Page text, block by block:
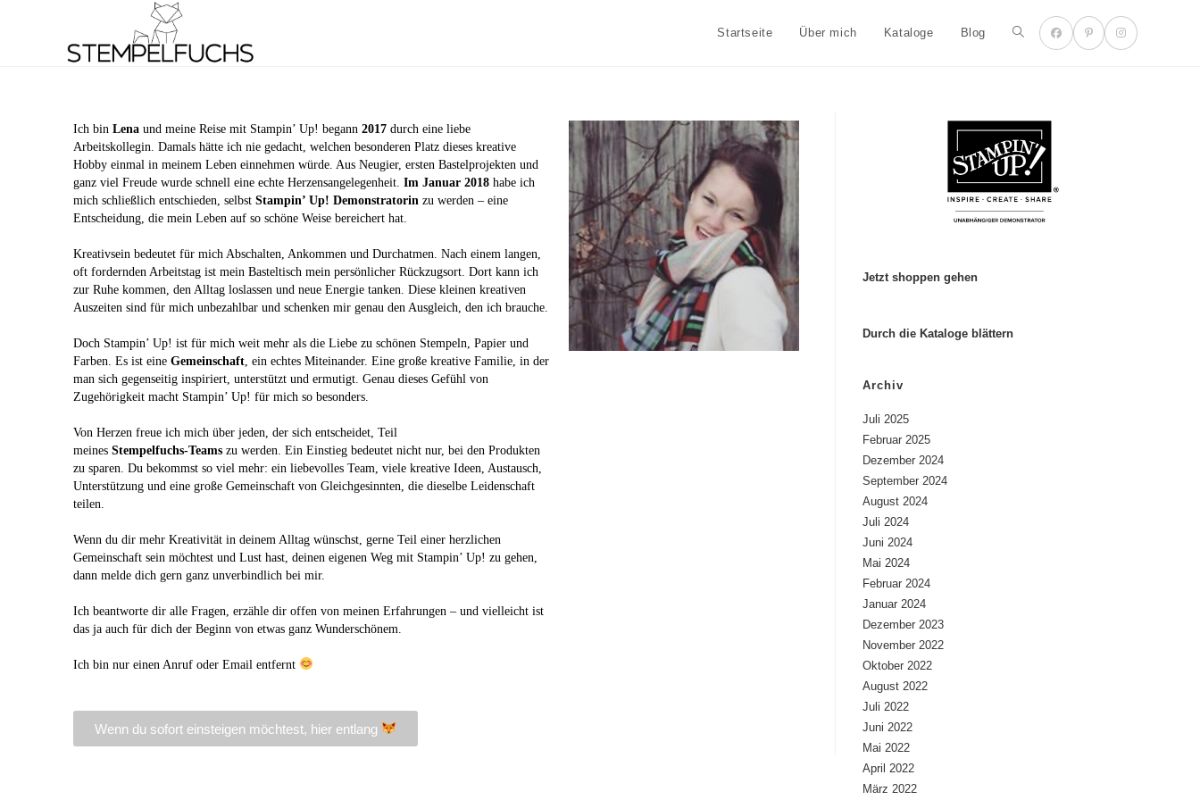
Startseite Über mich Kataloge Blog
Ich bin Lena und meine Reise mit Stampin’ Up! begann 2017 durch eine liebe
Arbeitskollegin. Damals hätte ich nie gedacht, welchen besonderen Platz dieses kreative
Hobby einmal in meinem Leben einnehmen würde. Aus Neugier, ersten Bastelprojekten und
ganz viel Freude wurde schnell eine echte Herzensangelegenheit. Im Januar 2018 habe ich
mich schließlich entschieden, selbst Stampin’ Up! Demonstratorin zu werden – eine
Entscheidung, die mein Leben auf so schöne Weise bereichert hat.
Kreativsein bedeutet für mich Abschalten, Ankommen und Durchatmen. Nach einem langen,
oft fordernden Arbeitstag ist mein Basteltisch mein persönlicher Rückzugsort. Dort kann ich
zur Ruhe kommen, den Alltag loslassen und neue Energie tanken. Diese kleinen kreativen
Auszeiten sind für mich unbezahlbar und schenken mir genau den Ausgleich, den ich brauche.
Doch Stampin’ Up! ist für mich weit mehr als die Liebe zu schönen Stempeln, Papier und
Farben. Es ist eine Gemeinschaft, ein echtes Miteinander. Eine große kreative Familie, in der
man sich gegenseitig inspiriert, unterstützt und ermutigt. Genau dieses Gefühl von
Zugehörigkeit macht Stampin’ Up! für mich so besonders.
Von Herzen freue ich mich über jeden, der sich entscheidet, Teil
meines Stempelfuchs‑Teams zu werden. Ein Einstieg bedeutet nicht nur, bei den Produkten
zu sparen. Du bekommst so viel mehr: ein liebevolles Team, viele kreative Ideen, Austausch,
Unterstützung und eine große Gemeinschaft von Gleichgesinnten, die dieselbe Leidenschaft
teilen.
Wenn du dir mehr Kreativität in deinem Alltag wünschst, gerne Teil einer herzlichen
Gemeinschaft sein möchtest und Lust hast, deinen eigenen Weg mit Stampin’ Up! zu gehen,
dann melde dich gern ganz unverbindlich bei mir.
Ich beantworte dir alle Fragen, erzähle dir offen von meinen Erfahrungen – und vielleicht ist
das ja auch für dich der Beginn von etwas ganz Wunderschönem.
Ich bin nur einen Anruf oder Email entfernt
Wenn du sofort einsteigen möchtest, hier entlang
Jetzt shoppen gehen
Durch die Kataloge blättern
Archiv
Juli 2025
Februar 2025
Dezember 2024
September 2024
August 2024
Juli 2024
Juni 2024
Mai 2024
Februar 2024
Januar 2024
Dezember 2023
November 2022
Oktober 2022
August 2022
Juli 2022
Juni 2022
Mai 2022
April 2022
März 2022